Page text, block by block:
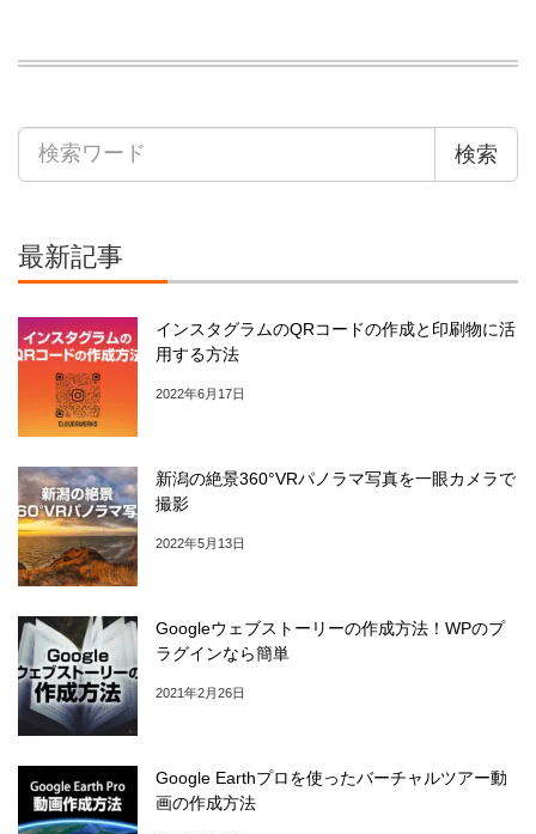
検索
最新記事
インスタグラムのQRコードの作成と印刷物に活
用する方法
2022年6月17日
新潟の絶景360°VRパノラマ写真を一眼カメラで
撮影
2022年5月13日
Googleウェブストーリーの作成方法！WPのプ
ラグインなら簡単
2021年2月26日
Google Earthプロを使ったバーチャルツアー動
画の作成方法